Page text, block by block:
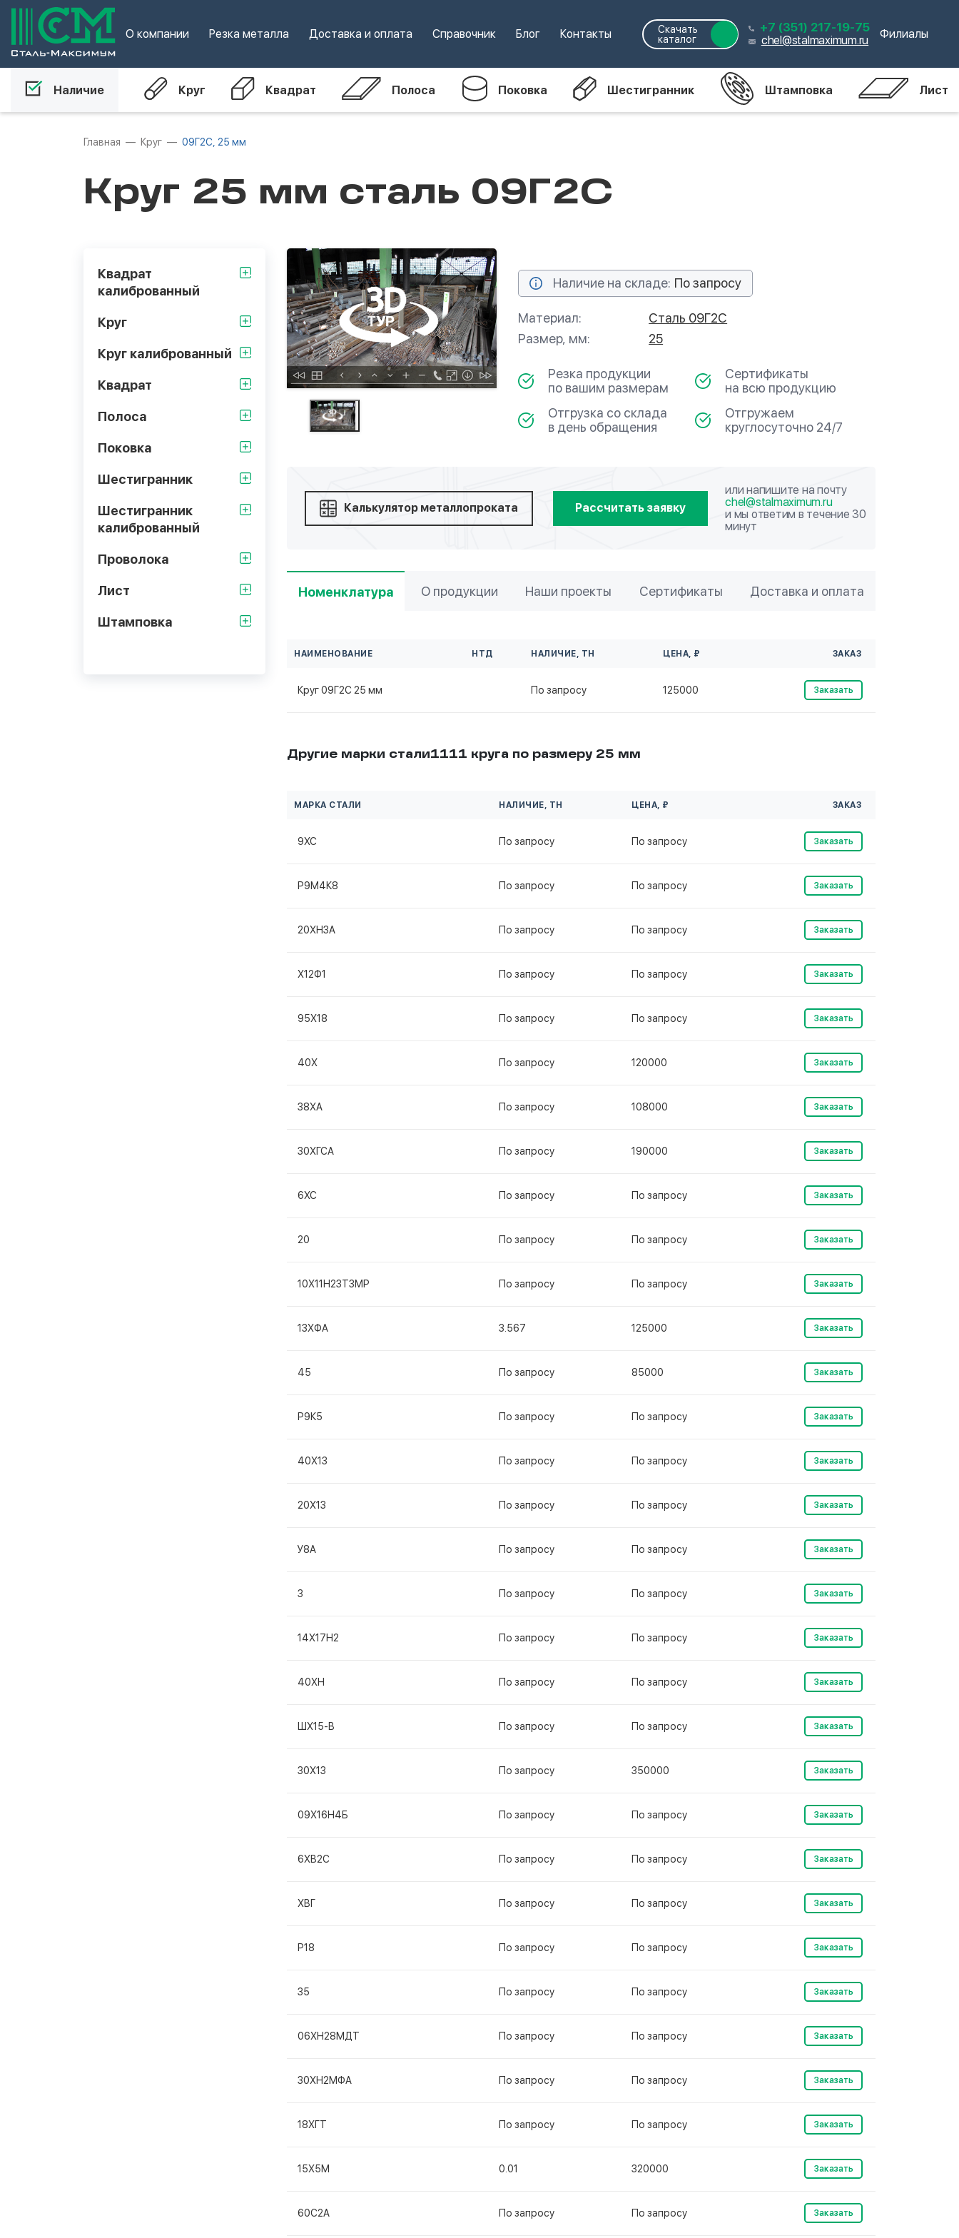
О компании Резка металла Доставка и оплата Справочник Блог Контакты
Скачать
каталог
+7 (351) 217-19-75
chel@stalmaximum.ru Филиалы
Наличие Круг Квадрат Полоса Поковка Шестигранник Штамповка Лист
Главная Круг 09Г2С, 25 мм
Круг 25 мм сталь 09Г2С
Квадрат
калиброванный
Круг
Круг калиброванный
Квадрат
Полоса
Поковка
Шестигранник
Шестигранник
калиброванный
Проволока
Лист
Штамповка
Наличие на складе: По запросу
Материал:
Сталь 09Г2С
Размер, мм:
25
Резка продукции
по вашим размерам
Сертификаты
на всю продукцию
Отгрузка со склада
в день обращения
Отгружаем
круглосуточно 24/7
Калькулятор металлопроката Рассчитать заявку
или напишите на почту
chel@stalmaximum.ru
и мы ответим в течение 30
минут
Номенклатура О продукции Наши проекты Сертификаты Доставка и оплата
НАИМЕНОВАНИЕ НТД НАЛИЧИЕ, ТН ЦЕНА, ₽ ЗАКАЗ
Круг 09Г2С 25 мм По запросу 125000 Заказать
Другие марки стали1111 круга по размеру 25 мм
МАРКА СТАЛИ НАЛИЧИЕ, ТН ЦЕНА, ₽ ЗАКАЗ
9ХС По запросу По запросу Заказать
Р9М4К8 По запросу По запросу Заказать
20ХН3А По запросу По запросу Заказать
Х12Ф1 По запросу По запросу Заказать
95Х18 По запросу По запросу Заказать
40Х По запросу 120000 Заказать
38ХА По запросу 108000 Заказать
30ХГСА По запросу 190000 Заказать
6ХС По запросу По запросу Заказать
20 По запросу По запросу Заказать
10Х11Н23Т3МР По запросу По запросу Заказать
13ХФА 3.567 125000 Заказать
45 По запросу 85000 Заказать
Р9К5 По запросу По запросу Заказать
40Х13 По запросу По запросу Заказать
20Х13 По запросу По запросу Заказать
У8А По запросу По запросу Заказать
3 По запросу По запросу Заказать
14Х17Н2 По запросу По запросу Заказать
40ХН По запросу По запросу Заказать
ШХ15-В По запросу По запросу Заказать
30Х13 По запросу 350000 Заказать
09Х16Н4Б По запросу По запросу Заказать
6ХВ2С По запросу По запросу Заказать
ХВГ По запросу По запросу Заказать
Р18 По запросу По запросу Заказать
35 По запросу По запросу Заказать
06ХН28МДТ По запросу По запросу Заказать
30ХН2МФА По запросу По запросу Заказать
18ХГТ По запросу По запросу Заказать
15Х5М 0.01 320000 Заказать
60С2А По запросу По запросу Заказать